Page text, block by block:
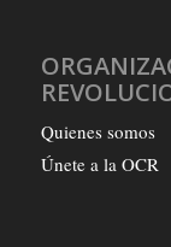
Quienes somos
Únete a la OCR